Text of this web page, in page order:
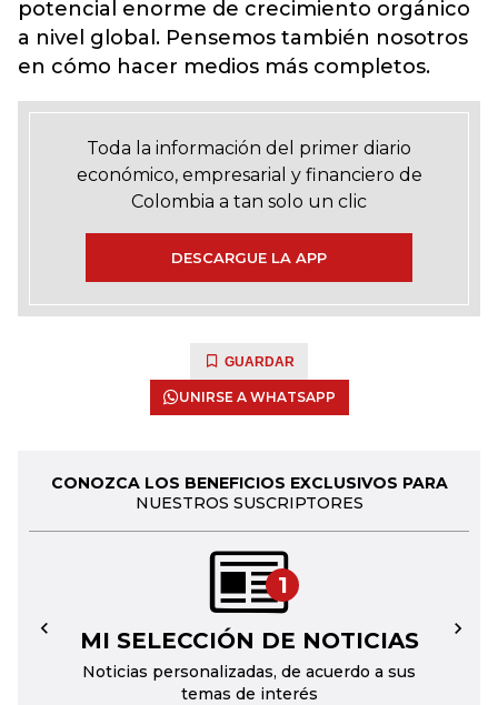
potencial enorme de crecimiento orgánico
a nivel global. Pensemos también nosotros
en cómo hacer medios más completos.
Toda la información del primer diario
económico, empresarial y financiero de
Colombia a tan solo un clic
DESCARGUE LA APP
GUARDAR
UNIRSE A WHATSAPP
CONOZCA LOS BENEFICIOS EXCLUSIVOS PARA
NUESTROS SUSCRIPTORES
1
MI SELECCIÓN DE NOTICIAS
Noticias personalizadas, de acuerdo a sus
temas de interés
← →